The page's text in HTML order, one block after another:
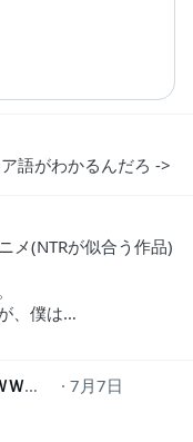
語がわかるんだろ ->
メ(NTRが似合う作品)
、僕は…
yo_2D@2次元垢 おりふぉーＷＷ yo_2d7月7日